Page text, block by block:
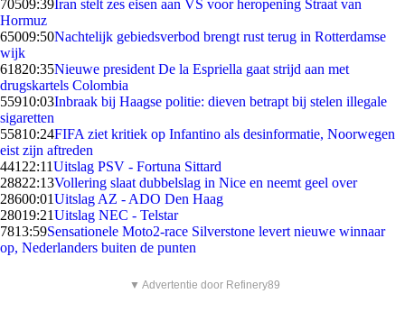
70509:39 Iran stelt zes eisen aan VS voor heropening Straat van
Hormuz
65009:50Nachtelijk gebiedsverbod brengt rust terug in Rotterdamse
wijk
61820:35Nieuwe president De la Espriella gaat strijd aan met
drugskartels Colombia
55910:03Inbraak bij Haagse politie: dieven betrapt bij stelen illegale
sigaretten
55810:24FIFA ziet kritiek op Infantino als desinformatie, Noorwegen
eist zijn aftreden
441 22:11Uitslag PSV - Fortuna Sittard
28822:13Vollering slaat dubbelslag in Nice en neemt geel over
28600:01Uitslag AZ - ADO Den Haag
28019:21Uitslag NEC - Telstar
7813:59Sensationele Moto2-race Silverstone levert nieuwe winnaar
op, Nederlanders buiten de punten
▼ Advertentie door Refinery89